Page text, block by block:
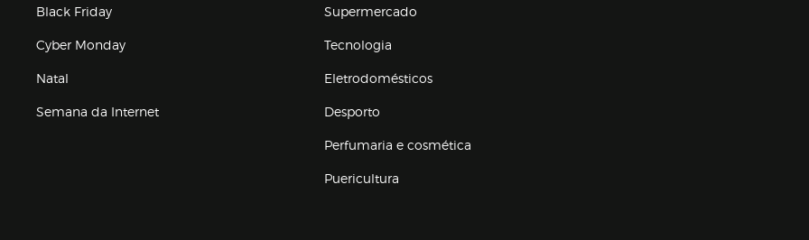
Black Friday
Cyber Monday
Natal
Semana da Internet
Supermercado
Tecnologia
Eletrodomésticos
Desporto
Perfumaria e cosmética
Puericultura